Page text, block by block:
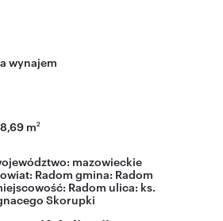
wynajem
m2
mazowieckie
Radom gmina: Radom
Radom ulica: ks.
Skorupki